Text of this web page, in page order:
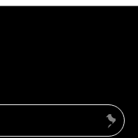
Invia